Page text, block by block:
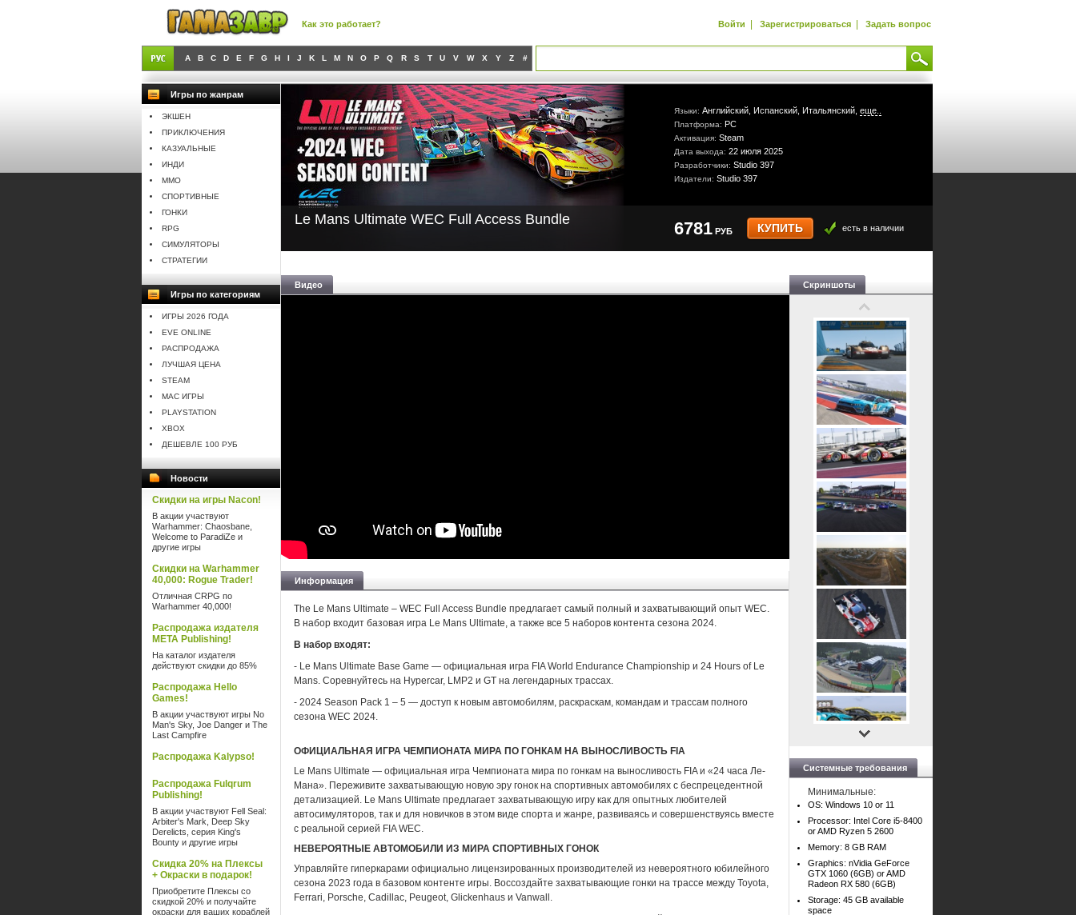
Как это работает? Войти | Зарегистрироваться | Задать вопрос
A B C D E F G H I J K L M N O P Q R S T U V W X Y Z #
Игры по жанрам
ЭКШЕН
ПРИКЛЮЧЕНИЯ
КАЗУАЛЬНЫЕ
ИНДИ
MMO
СПОРТИВНЫЕ
ГОНКИ
RPG
СИМУЛЯТОРЫ
СТРАТЕГИИ
Игры по категориям
ИГРЫ 2026 ГОДА
EVE ONLINE
РАСПРОДАЖА
ЛУЧШАЯ ЦЕНА
STEAM
MAC ИГРЫ
PLAYSTATION
XBOX
ДЕШЕВЛЕ 100 РУБ
Новости
Скидки на игры Nacon!
В акции участвуют
Warhammer: Chaosbane,
Welcome to ParadiZe и
другие игры
Скидки на Warhammer
40,000: Rogue Trader!
Отличная CRPG по
Warhammer 40,000!
Распродажа издателя
META Publishing!
На каталог издателя
действуют скидки до 85%
Распродажа Hello
Games!
В акции участвуют игры No
Man's Sky, Joe Danger и The
Last Campfire
Распродажа Kalypso!
Распродажа Fulqrum
Publishing!
В акции участвуют Fell Seal:
Arbiter's Mark, Deep Sky
Derelicts, серия King's
Bounty и другие игры
Скидка 20% на Плексы
+ Окраски в подарок!
Приобретите Плексы со
скидкой 20% и получайте
окраски для ваших кораблей
Языки: Английский, Испанский, Итальянский, еще..
Платформа: PC
Активация: Steam
Дата выхода: 22 июля 2025
Разработчики: Studio 397
Издатели: Studio 397
Le Mans Ultimate WEC Full Access Bundle 6781 РУБ КУПИТЬ есть в наличии
Видео
Информация
The Le Mans Ultimate – WEC Full Access Bundle предлагает самый полный и захватывающий опыт WEC.
В набор входит базовая игра Le Mans Ultimate, а также все 5 наборов контента сезона 2024.
В набор входят:
- Le Mans Ultimate Base Game — официальная игра FIA World Endurance Championship и 24 Hours of Le
Mans. Соревнуйтесь на Hypercar, LMP2 и GT на легендарных трассах.
- 2024 Season Pack 1 – 5 — доступ к новым автомобилям, раскраскам, командам и трассам полного
сезона WEC 2024.
ОФИЦИАЛЬНАЯ ИГРА ЧЕМПИОНАТА МИРА ПО ГОНКАМ НА ВЫНОСЛИВОСТЬ FIA
Le Mans Ultimate — официальная игра Чемпионата мира по гонкам на выносливость FIA и «24 часа Ле-
Мана». Переживите захватывающую новую эру гонок на спортивных автомобилях с беспрецедентной
детализацией. Le Mans Ultimate предлагает захватывающую игру как для опытных любителей
автосимуляторов, так и для новичков в этом виде спорта и жанре, развиваясь и совершенствуясь вместе
с реальной серией FIA WEC.
НЕВЕРОЯТНЫЕ АВТОМОБИЛИ ИЗ МИРА СПОРТИВНЫХ ГОНОК
Управляйте гиперкарами официально лицензированных производителей из невероятного юбилейного
сезона 2023 года в базовом контенте игры. Воссоздайте захватывающие гонки на трассе между Toyota,
Ferrari, Porsche, Cadillac, Peugeot, Glickenhaus и Vanwall.
Скриншоты
Системные требования
Минимальные:
OS: Windows 10 or 11
Processor: Intel Core i5-8400
or AMD Ryzen 5 2600
Memory: 8 GB RAM
Graphics: nVidia GeForce
GTX 1060 (6GB) or AMD
Radeon RX 580 (6GB)
Storage: 45 GB available
space